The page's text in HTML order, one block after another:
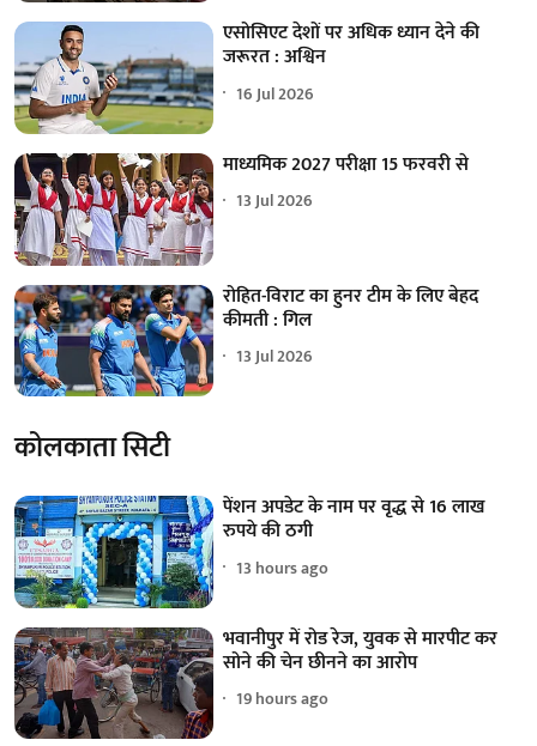
एसोसिएट देशों पर अधिक ध्यान देने की
जरूरत : अश्विन
16 Jul 2026
माध्यमिक 2027 परीक्षा 15 फरवरी से
13 Jul 2026
रोहित-विराट का हुनर टीम के लिए बेहद
कीमती : गिल
13 Jul 2026
कोलकाता सिटी
पेंशन अपडेट के नाम पर वृद्ध से 16 लाख
रुपये की ठगी
13 hours ago
भवानीपुर में रोड रेज, युवक से मारपीट कर
सोने की चेन छीनने का आरोप
19 hours ago